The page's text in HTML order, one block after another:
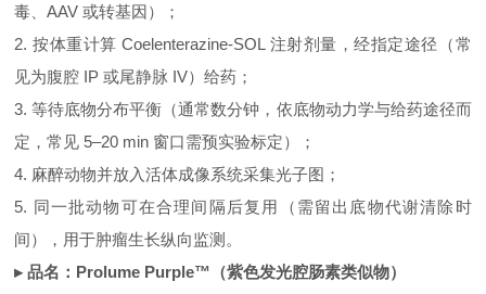
毒、AAV 或转基因）；
2. 按体重计算 Coelenterazine‑SOL 注射剂量，经指定途径（常
见为腹腔 IP 或尾静脉 IV）给药；
3. 等待底物分布平衡（通常数分钟，依底物动力学与给药途径而
定，常见 5–20 min 窗口需预实验标定）；
4. 麻醉动物并放入活体成像系统采集光子图；
5. 同一批动物可在合理间隔后复用（需留出底物代谢清除时
间），用于肿瘤生长纵向监测。
▸ 品名：Prolume Purple™（紫色发光腔肠素类似物）